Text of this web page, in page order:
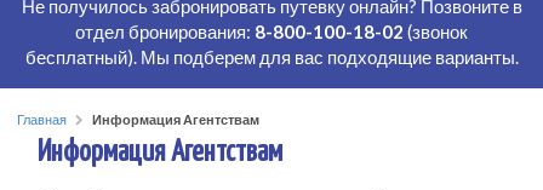
Не получилось забронировать путевку онлайн? Позвоните в
отдел бронирования: 8-800-100-18-02 (звонок
бесплатный). Мы подберем для вас подходящие варианты.
Главная Информация Агентствам
Информация Агентствам